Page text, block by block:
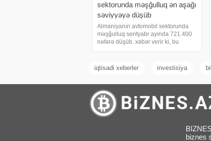
sektorunda məşğulluq ən aşağı
səviyyəyə düşüb
Almaniyanın avtomobil sektorunda
məşğulluq sentyabr ayında 721.400
nəfərə düşüb. xəbər verir ki, bu
ortalarından bəri ən aşağı səviyyədir.
Hissə istehsalçıların
iqtisadi xeberler investisiya
biznes